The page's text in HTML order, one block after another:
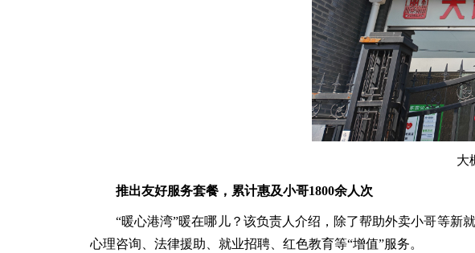
大
推出友好服务套餐，累计惠及小哥1800余人次
“暖心港湾”暖在哪儿？该负责人介绍，除了帮助外卖小哥等新
心理咨询、法律援助、就业招聘、红色教育等“增值”服务。